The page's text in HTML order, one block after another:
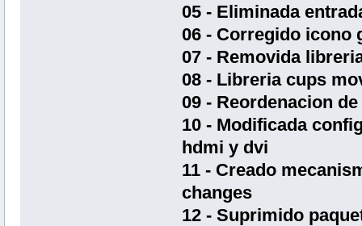
05 - Eliminada
06 - Corregido icono
07 - Removida
08 - Libreria cups
09 - Reordenacion
10 - Modificada
hdmi y dvi
11 - Creado
changes
12 - Suprimido